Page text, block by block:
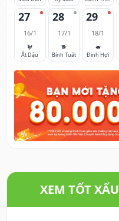
27
16/1
🐓
Ất Dậu
28
17/1
🐕
Bính Tuất
29
18/1
🐖
Đinh Hợi
XEM TỐT